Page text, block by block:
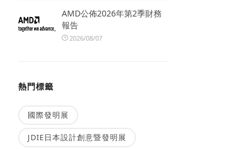
AMD公佈2026年第2季財務
報告
2026/08/07
熱門標籤
國際發明展
JDIE日本設計創意暨發明展